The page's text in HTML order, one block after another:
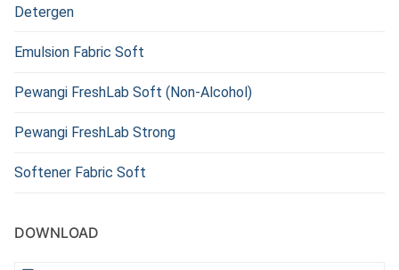
Detergen
Emulsion Fabric Soft
Pewangi FreshLab Soft (Non-Alcohol)
Pewangi FreshLab Strong
Softener Fabric Soft
DOWNLOAD